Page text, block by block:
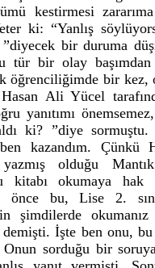
kestirmesi
ki: “Yanlış
bir duruma
tür bir olay başımdan
öğrenciliğimde bir
Ali Yücel
yanıtımı
ki? ”diye
kazandım. Çünkü
olduğu Mantık
kitabı okumaya hak
önce bu, Lise 2.
şimdilerde
İşte ben onu, bu
Onun sorduğu bir